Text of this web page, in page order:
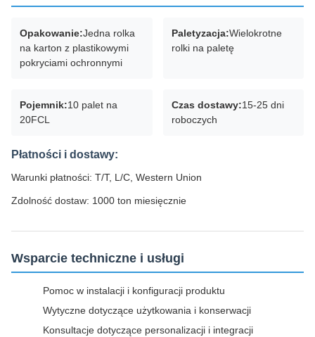
Opakowanie:Jedna rolka
na karton z plastikowymi
pokryciami ochronnymi
Paletyzacja:Wielokrotne
rolki na paletę
Pojemnik:10 palet na
20FCL
Czas dostawy:15-25 dni
roboczych
Płatności i dostawy:
Warunki płatności: T/T, L/C, Western Union
Zdolność dostaw: 1000 ton miesięcznie
Wsparcie techniczne i usługi
Pomoc w instalacji i konfiguracji produktu
Wytyczne dotyczące użytkowania i konserwacji
Konsultacje dotyczące personalizacji i integracji